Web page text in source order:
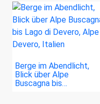
Berge im Abendlicht,
Blick über Alpe
Buscagna bis…